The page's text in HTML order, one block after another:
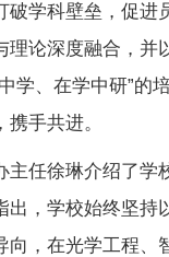
破学科壁垒，促进
理论深度融合，并
学、在学中研”的
手共进。
主任徐琳介绍了学
出，学校始终坚持
向，在光学工程、